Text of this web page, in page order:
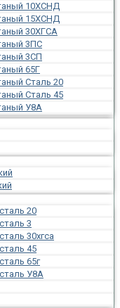
10ХСНД
15ХСНД
30ХГСА
3ПС
3СП
65Г
Сталь 20
Сталь 45
У8А
20
3
30хгса
45
65г
У8А